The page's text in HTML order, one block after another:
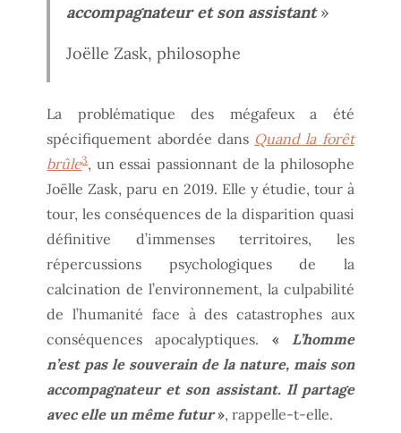
accompagnateur et son assistant»
Joëlle Zask, philosophe
La problématique des mégafeux a été
spécifiquement abordée dans Quand la forêt
brûle3, un essai passionnant de la philosophe
Joëlle Zask, paru en 2019. Elle y étudie, tour à
tour, les conséquences de la disparition quasi
définitive d’immenses territoires, les
répercussions psychologiques de la
calcination de l’environnement, la culpabilité
de l’humanité face à des catastrophes aux
conséquences apocalyptiques. « L’homme
n’est pas le souverain de la nature, mais son
accompagnateur et son assistant. Il partage
avec elle un même futur», rappelle-t-elle.